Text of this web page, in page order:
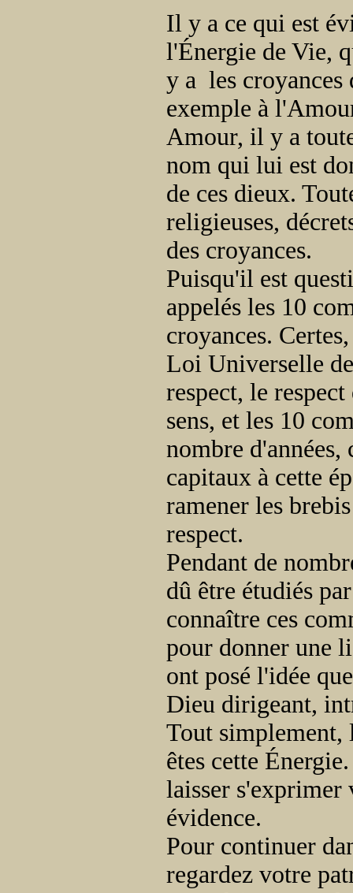
Il y a ce qui est
l'Énergie de Vie,
y a les croyances
exemple à
Amour, il y a
nom qui lui est
de ces dieux.
religieuses,
des croyances.
Puisqu'il est
appelés les 10
croyances.
Loi Universelle
respect, le
sens, et les 10
nombre d'années,
capitaux à cette
ramener les
respect.
Pendant de
dû être étudiés
connaître ces
pour donner une
ont posé l'idée
Dieu dirigeant,
Tout simplement,
êtes cette
laisser s'exprimer
évidence.
Pour continuer
regardez votre